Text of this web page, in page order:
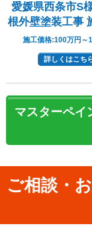
愛媛県西条市S
根外壁塗装工事
施工価格:100万円～
詳しくはこち
マスターペイ
ご相談・